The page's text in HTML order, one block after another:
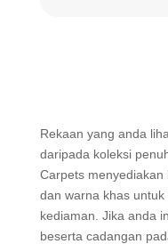
Rekaan yang anda
daripada koleksi
Carpets
dan warna khas
kediaman. Jika anda
beserta cadangan